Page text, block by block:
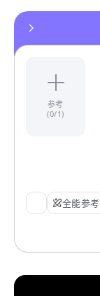
参考
(0/1)
全能参考